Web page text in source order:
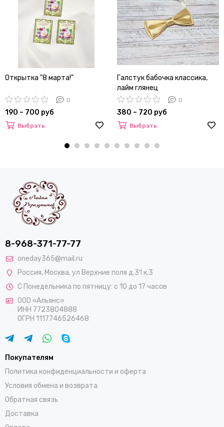
Открытка "8 марта!"
0
190 – 700 руб
Выбрать
Галстук бабочка классика,
лайм глянец
0
380 – 720 руб
Выбрать
8-968-371-77-77
oneday365@mail.ru
Россия, Москва,ул Верхние поля д.31 к.3
С Понедельника по пятницу: с 10 до 17 часов
ООО «Альянс»
ИНН 7723804888
ОГРН 1117746526468
Покупателям
Политика конфиденциальности и оферта
Условия обмена и возврата
Обратная связь
Доставка